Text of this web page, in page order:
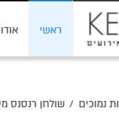
ראשי
נמוכים / שולחן רנסנס